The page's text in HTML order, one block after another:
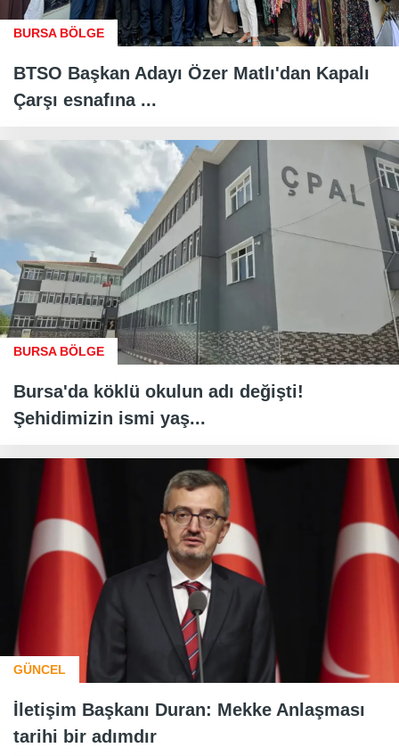
BURSA BÖLGE
BTSO Başkan Adayı Özer Matlı'dan Kapalı
Çarşı esnafına ...
BURSA BÖLGE
Bursa'da köklü okulun adı değişti!
Şehidimizin ismi yaş...
GÜNCEL
İletişim Başkanı Duran: Mekke Anlaşması
tarihi bir adımdır